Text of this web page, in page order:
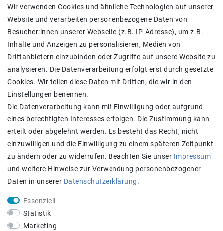
SHOP
Versand
Widerrufs­recht
Widerrufs­formular
Impressum
Daten­schutz­erklärung
AGB
Kontakt
Zahlung und Versand
Wir verwenden Cookies und ähnliche Technologien auf unserer
Website und verarbeiten personenbezogene Daten von
Besucher:innen unserer Webseite (z.B. IP-Adresse), um z.B.
Inhalte und Anzeigen zu personalisieren, Medien von
Drittanbietern einzubinden oder Zugriffe auf unsere Website zu
analysieren. Die Datenverarbeitung erfolgt erst durch gesetzte
Cookies. Wir teilen diese Daten mit Dritten, die wir in den
Einstellungen benennen.
Die Datenverarbeitung kann mit Einwilligung oder aufgrund
eines berechtigten Interesses erfolgen. Die Zustimmung kann
erteilt oder abgelehnt werden. Es besteht das Recht, nicht
einzuwilligen und die Einwilligung zu einem späteren Zeitpunkt
zu ändern oder zu widerrufen. Beachten Sie unser Impressum
und weitere Hinweise zur Verwendung personenbezogener
Daten in unserer Daten­schutz­erklärung.
Essenziell
Statistik
Marketing